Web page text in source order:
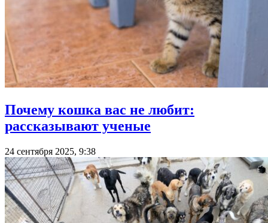
Почему кошка вас не любит:
рассказывают ученые
24 сентября 2025, 9:38